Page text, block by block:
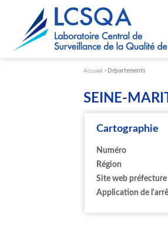
Accueil Départements
SEINE-
Cartographie
Numéro
Région
Site web préfecture
Application de
Paramétrer les cookies